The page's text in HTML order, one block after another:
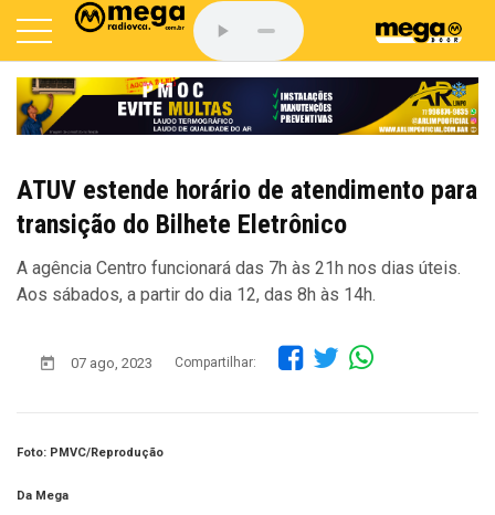
ATUV estende horário de atendimento para
transição do Bilhete Eletrônico
A agência Centro funcionará das 7h às 21h nos dias úteis.
Aos sábados, a partir do dia 12, das 8h às 14h.
07 ago, 2023 Compartilhar:
Foto: PMVC/Reprodução
Da Mega